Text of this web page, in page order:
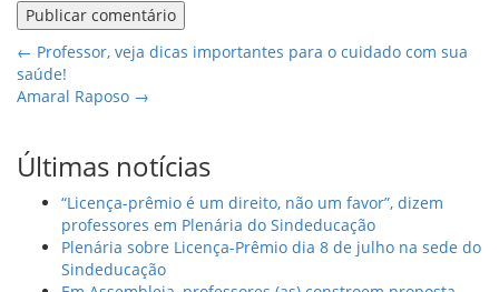
← Professor, veja dicas importantes para o cuidado com sua
saúde!
Amaral Raposo →
Últimas notícias
“Licença-prêmio é um direito, não um favor”, dizem
professores em Plenária do Sindeducação
Plenária sobre Licença-Prêmio dia 8 de julho na sede do
Sindeducação